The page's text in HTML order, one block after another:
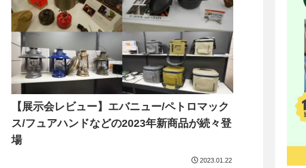
【展示会レビュー】エバニュー/ペトロマック
ス/フュアハンドなどの2023年新商品が続々登
場
2023.01.22